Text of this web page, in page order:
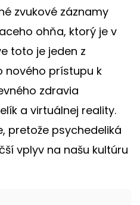
zvukové záznamy
ohňa, ktorý je v
toto je jeden z
nového prístupu k
zdravia
a virtuálnej reality.
pretože psychedeliká
vplyv na našu kultúru